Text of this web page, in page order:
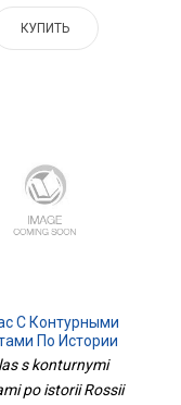
КУПИТЬ
С Контурными
По Истории
XX-Начало XXI В.
9 Кл. ДРОФА
s konturnymi
po istorii Rossii